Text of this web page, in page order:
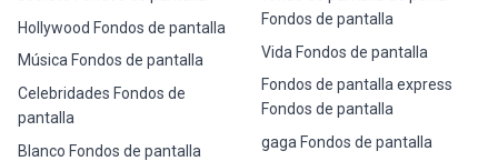
Hollywood Fondos de pantalla
Música Fondos de pantalla
Celebridades Fondos de
pantalla
Blanco Fondos de pantalla
Fondos de pantalla
Vida Fondos de pantalla
Fondos de pantalla express
Fondos de pantalla
gaga Fondos de pantalla